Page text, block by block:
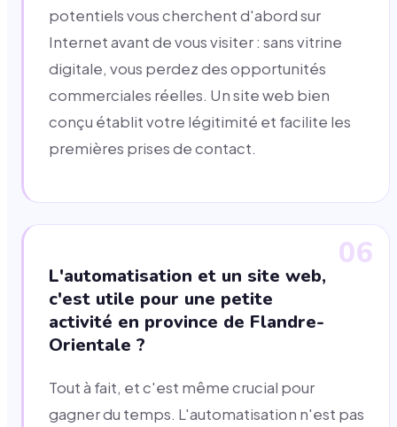
potentiels vous cherchent d'abord sur
Internet avant de vous visiter : sans vitrine
digitale, vous perdez des opportunités
commerciales réelles. Un site web bien
conçu établit votre légitimité et facilite les
premières prises de contact.
06
L'automatisation et un site web,
c'est utile pour une petite
activité en province de Flandre-
Orientale ?
Tout à fait, et c'est même crucial pour
gagner du temps. L'automatisation n'est pas